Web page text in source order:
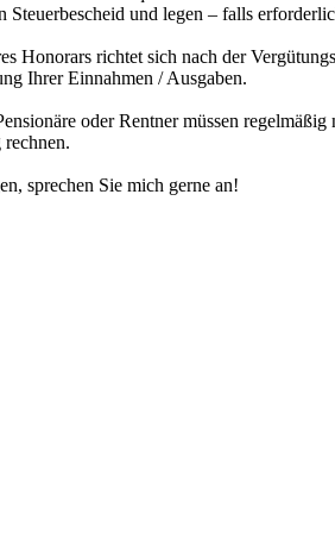
Steuerbescheid und legen – falls
Honorars richtet sich nach der
Ihrer Einnahmen / Ausgaben.
oder Rentner müssen
rechnen.
sprechen Sie mich gerne an!